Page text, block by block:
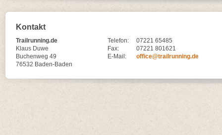
Kontakt
Trailrunning.de
Klaus Duwe
Buchenweg 49
76532 Baden-Baden
Telefon:
07221 65485
Fax:
07221 801621
E-Mail:
office@trailrunning.de